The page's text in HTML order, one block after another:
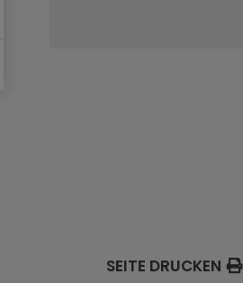
SEITE DRUCKEN